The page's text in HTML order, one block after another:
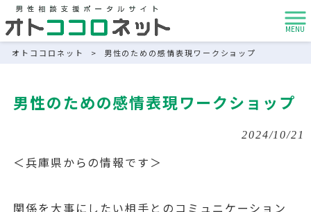
MENU
オトココロネット > 男性のための感情表現ワークショップ
男性のための感情表現ワークショップ
2024/10/21
＜兵庫県からの情報です＞
関係を大事にしたい相手とのコミュニケーション